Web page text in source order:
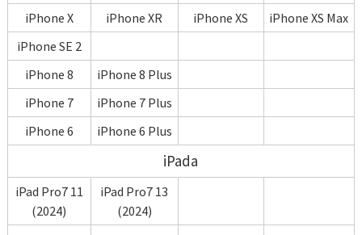
iPhone X
iPhone XR iPhone XS
iPhone XS Max
iPhone SE 2
iPhone 8
iPhone 8 Plus
iPhone 7
iPhone 7 Plus
iPhone 6
iPhone 6 Plus
iPada
iPad Pro7 11
(2024)
iPad Pro7 13
(2024)